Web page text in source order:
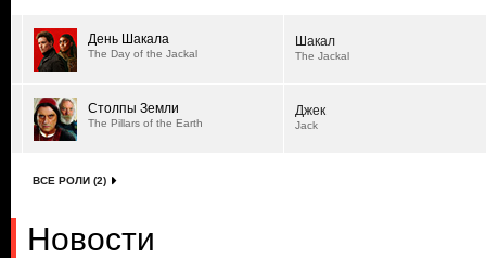
День Шакала
The Day of the Jackal
Шакал
The Jackal
Столпы Земли
The Pillars of the Earth
Джек
Jack
ВСЕ РОЛИ (2)
Новости